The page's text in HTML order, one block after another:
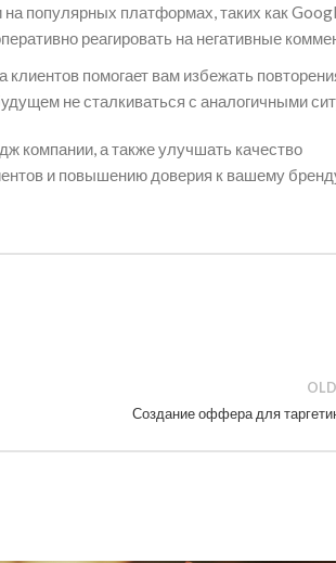
популярных платформах, таких как
реагировать на негативные
помогает вам избежать
не сталкиваться с аналогичными
компании, а также улучшать качество
и повышению доверия к вашему
Создание оффера для